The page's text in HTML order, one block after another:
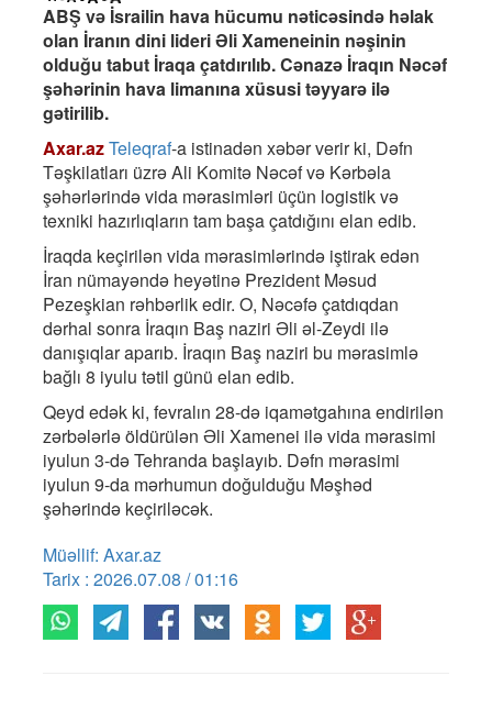
ABŞ və İsrailin hava hücumu nəticəsində həlak
olan İranın dini lideri Əli Xameneinin nəşinin
olduğu tabut İraqa çatdırılıb. Cənazə İraqın Nəcəf
şəhərinin hava limanına xüsusi təyyarə ilə
gətirilib.
Axar.azTeleqraf-a istinadən xəbər verir ki, Dəfn
Təşkilatları üzrə Ali Komitə Nəcəf və Kərbəla
şəhərlərində vida mərasimləri üçün logistik və
texniki hazırlıqların tam başa çatdığını elan edib.
İraqda keçirilən vida mərasimlərində iştirak edən
İran nümayəndə heyətinə Prezident Məsud
Pezeşkian rəhbərlik edir. O, Nəcəfə çatdıqdan
dərhal sonra İraqın Baş naziri Əli əl-Zeydi ilə
danışıqlar aparıb. İraqın Baş naziri bu mərasimlə
bağlı 8 iyulu tətil günü elan edib.
Qeyd edək ki, fevralın 28-də iqamətgahına endirilən
zərbələrlə öldürülən Əli Xamenei ilə vida mərasimi
iyulun 3-də Tehranda başlayıb. Dəfn mərasimi
iyulun 9-da mərhumun doğulduğu Məşhəd
şəhərində keçiriləcək.
Müəllif: Axar.az
Tarix : 2026.07.08 / 01:16